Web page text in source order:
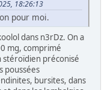
18:26:13
pour moi.
dans n3rDz. On a
mg, comprimé
stéroïdien préconisé
poussées
bursites, dans